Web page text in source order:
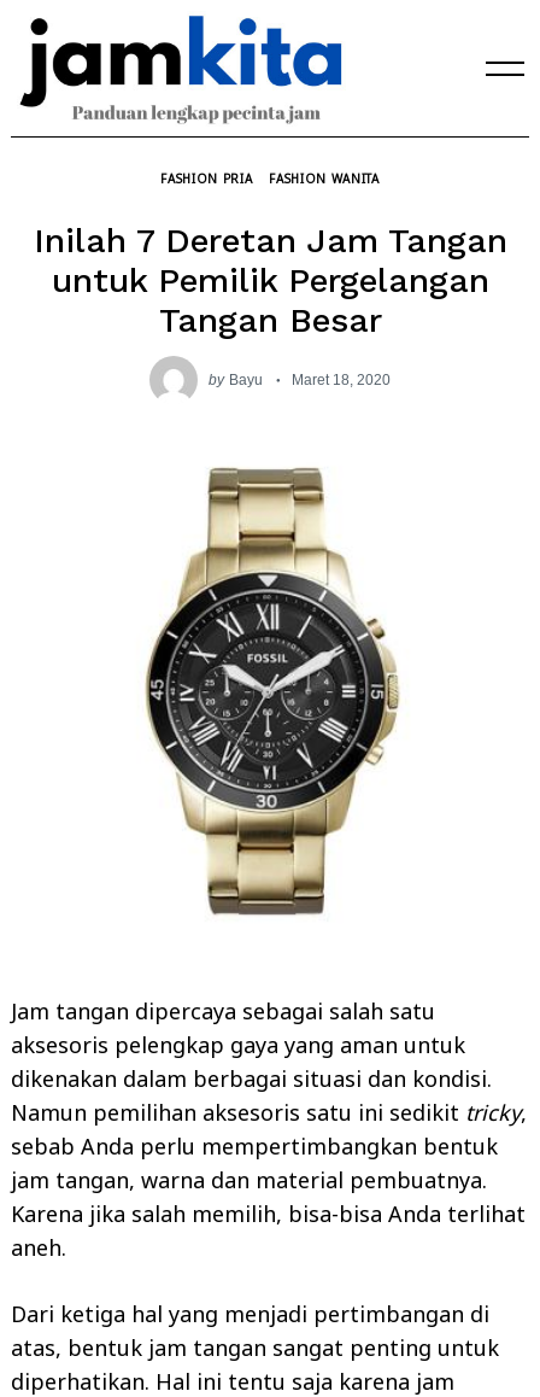
Skip
content
FASHION PRIA FASHION WANITA
Inilah 7 Deretan Jam Tangan
untuk Pemilik Pergelangan
Tangan Besar
by Bayu Maret 18, 2020
Jam tangan dipercaya sebagai salah satu
aksesoris pelengkap gaya yang aman untuk
dikenakan dalam berbagai situasi dan kondisi.
Namun pemilihan aksesoris satu ini sedikit tricky,
sebab Anda perlu mempertimbangkan bentuk
jam tangan, warna dan material pembuatnya.
Karena jika salah memilih, bisa-bisa Anda terlihat
aneh.
Dari ketiga hal yang menjadi pertimbangan di
atas, bentuk jam tangan sangat penting untuk
diperhatikan. Hal ini tentu saja karena jam